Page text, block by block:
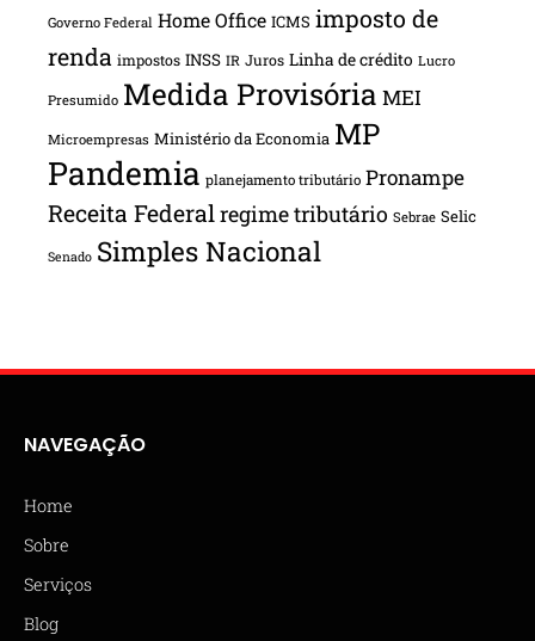
Governo Federal Home Office ICMS imposto de
renda impostos INSS IR Juros Linha de crédito Lucro
Presumido Medida Provisória MEI
Microempresas Ministério da Economia MP
Pandemia planejamento tributário Pronampe
Receita Federalregime tributário Sebrae Selic
Senado Simples Nacional
NAVEGAÇÃO
Home
Sobre
Serviços
Blog